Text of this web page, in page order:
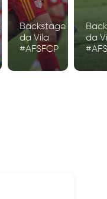
Backstage
da Vila
#AFSFCP
da